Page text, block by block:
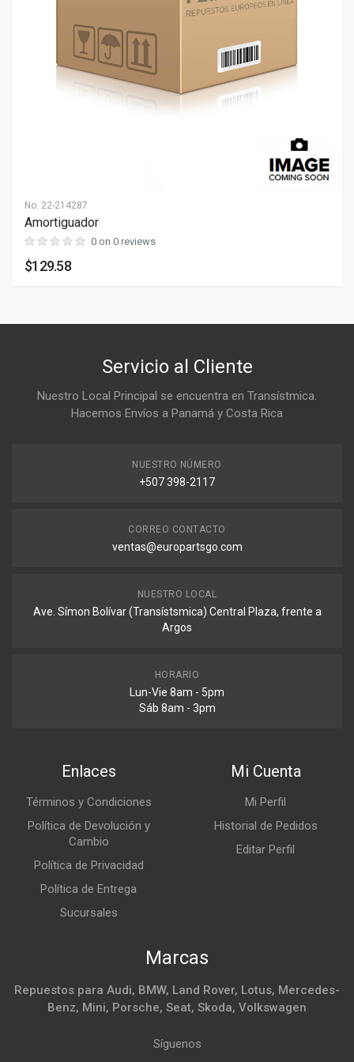
No. 22-214287
Amortiguador
0 on 0 reviews
$129.58
Servicio al Cliente
Nuestro Local Principal se encuentra en Transístmica.
Hacemos Envíos a Panamá y Costa Rica
NUESTRO NÚMERO
+507 398-2117
CORREO CONTACTO
ventas@europartsgo.com
NUESTRO LOCAL
Ave. Símon Bolívar (Transístsmica) Central Plaza, frente a
Argos
HORARIO
Lun-Vie 8am - 5pm
Sáb 8am - 3pm
Enlaces
Términos y Condiciones
Política de Devolución y
Cambio
Política de Privacidad
Política de Entrega
Sucursales
Mi Cuenta
Mi Perfil
Historial de Pedidos
Editar Perfil
Marcas
Repuestos para Audi, BMW, Land Rover, Lotus, Mercedes-
Benz, Mini, Porsche, Seat, Skoda, Volkswagen
Síguenos